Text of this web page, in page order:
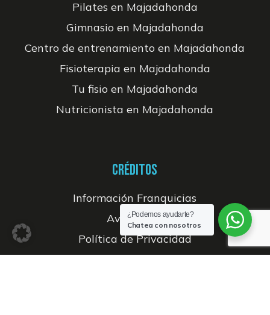
Pilates en Majadahonda
Gimnasio en Majadahonda
Centro de entrenamiento en Majadahonda
Fisioterapia en Majadahonda
Tu fisio en Majadahonda
Nutricionista en Majadahonda
CRÉDITOS
Información Franquicias
Aviso legal
Política de Privacidad
Política de Cookies
¿Podemos ayudarte?
Chatea con nosotros